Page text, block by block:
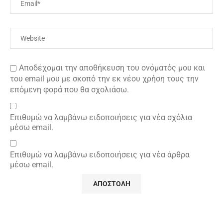
Αποδέχομαι την αποθήκευση του ονόματός μου και
του email μου με σκοπό την εκ νέου χρήση τους την
επόμενη φορά που θα σχολιάσω.
Επιθυμώ να λαμβάνω ειδοποιήσεις για νέα σχόλια
μέσω email.
Επιθυμώ να λαμβάνω ειδοποιήσεις για νέα άρθρα
μέσω email.